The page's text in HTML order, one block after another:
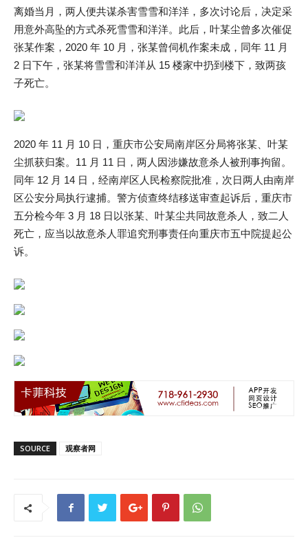
离婚当月，两人便共谋杀害雪雪和洋洋，多次讨论后，决定采
用意外高坠的方式杀死雪雪和洋洋。此后，叶某尘曾多次催促
张某作案，2020 年 10 月，张某曾伺机作案未成，同年 11 月
2 日下午，张某将雪雪和洋洋从 15 楼家中扔到楼下，致两孩
子死亡。
2020 年 11 月 10 日，重庆市公安局南岸区分局将张某、叶某
尘抓获归案。11 月 11 日，两人因涉嫌故意杀人被刑事拘留。
同年 12 月 14 日，经南岸区人民检察院批准，次日两人由南岸
区公安分局执行逮捕。警方侦查终结移送审查起诉后，重庆市
五分检今年 3 月 18 日以张某、叶某尘共同故意杀人，致二人
死亡，应当以故意杀人罪追究刑事责任向重庆市五中院提起公
诉。
SOURCE 观察者网